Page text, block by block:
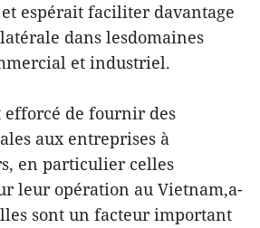
espérait faciliter davantage
dans lesdomaines
et industriel.
efforcé de fournir des
aux entreprises à
en particulier celles
leur opération au Vietnam,a-
sont un facteur important